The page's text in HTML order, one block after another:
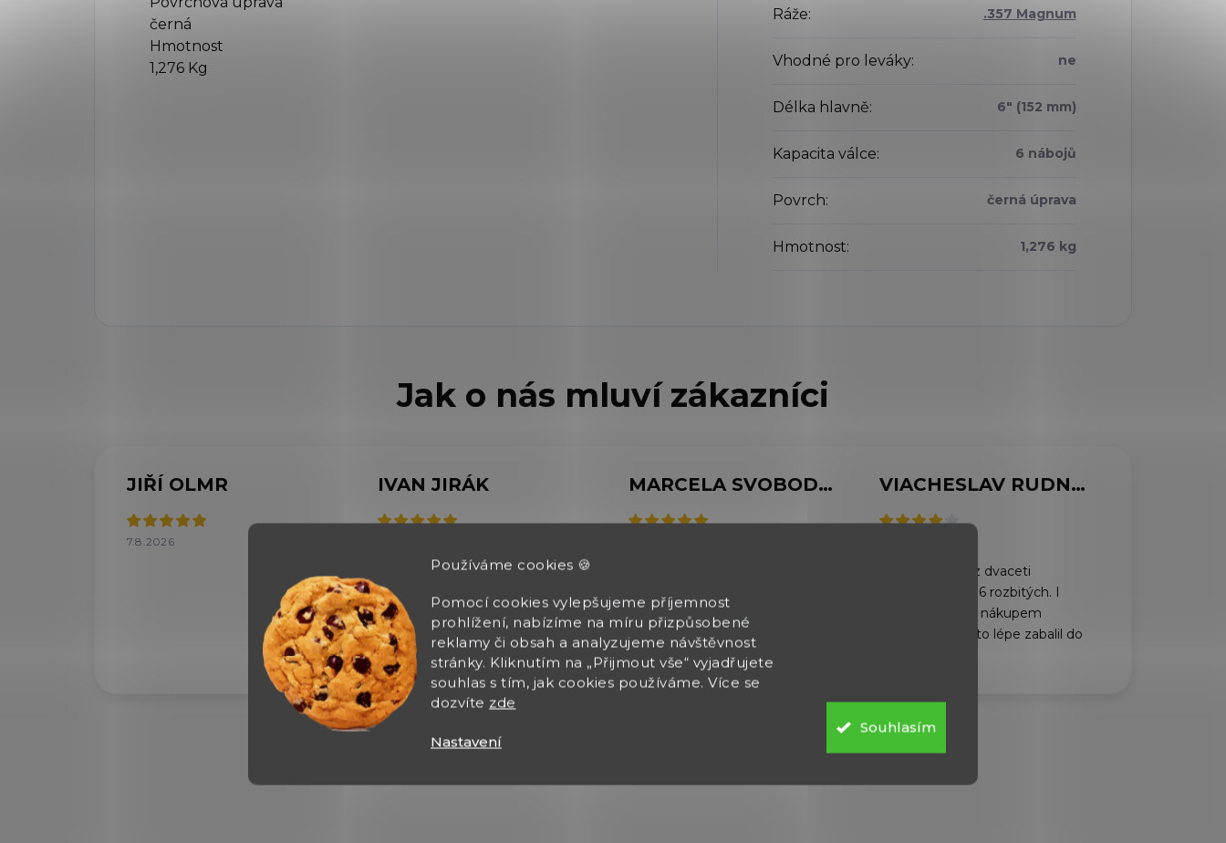
Používáme cookies 🍪
Pomocí cookies vylepšujeme příjemnost
prohlížení, nabízíme na míru přizpůsobené
reklamy či obsah a analyzujeme návštěvnost
stránky. Kliknutím na „Přijmout vše“ vyjadřujete
souhlas s tím, jak cookies používáme. Více se
dozvíte zde
Nastavení
Souhlasím
černá
Hmotnost
1,276 Kg
Ráže: .357 Magnum
Vhodné pro leváky: ne
Délka hlavně: 6" (152 mm)
Kapacita válce: 6 nábojů
Povrch: černá úprava
Hmotnost: 1,276 kg
JIŘÍ OLMR
7.8.2026
IVAN JIRÁK
Velký výběr zboží, rychle
doručení zásilky
MARCELA SVOBODOVÁ VIACHESLAV RUDNYTSKYI
Dorazili rychle, z dvaceti
plechovek bylo 6 rozbitých. I
když jsem před nákupem
požádal, abych to lépe zabalil do